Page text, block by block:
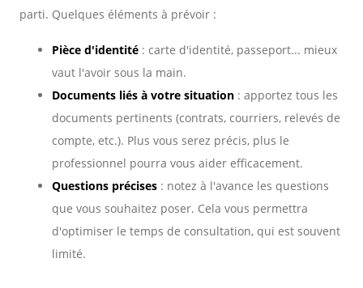
parti. Quelques éléments à prévoir :
Pièce d'identité : carte d'identité, passeport... mieux
vaut l'avoir sous la main.
Documents liés à votre situation : apportez tous les
documents pertinents (contrats, courriers, relevés de
compte, etc.). Plus vous serez précis, plus le
professionnel pourra vous aider efficacement.
Questions précises : notez à l'avance les questions
que vous souhaitez poser. Cela vous permettra
d'optimiser le temps de consultation, qui est souvent
limité.